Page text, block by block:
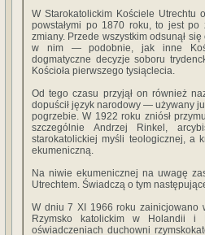
W Starokatolickim Kościele Utrechtu
powsta­łymi po 1870 roku, to jest
zmiany. Przede wszystkim odsunął
w nim — podobnie, jak inne
dogmatyczne decyzje soboru
Kościoła pierwszego tysiąclecia.
Od tego czasu przyjął on również
dopuścił język narodowy — uży­wany
pogrzebie. W 1922 roku zniósł
szczególnie Andrzej Rinkel,
starokatolickiej myśli teologicznej, a
ekumeniczną.
Na niwie ekumenicznej na uwagę
Utrech­tem. Świadczą o tym
W dniu 7 XI 1966 roku zainicjowano
Rzymsko­ katolickim w Holandii i
oświadczeniach duchowni